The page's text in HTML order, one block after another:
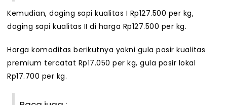
Kemudian, daging sapi kualitas I Rp127.500 per kg,
daging sapi kualitas II di harga Rp127.500 per kg.
Harga komoditas berikutnya yakni gula pasir kualitas
premium tercatat Rp17.050 per kg, gula pasir lokal
Rp17.700 per kg.